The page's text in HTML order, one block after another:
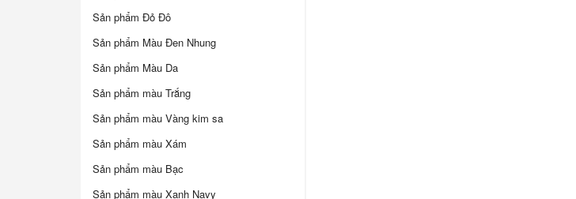
Sản phẩm Đỏ Đô
Sản phẩm Màu Đen Nhung
Sản phẩm Màu Da
Sản phẩm màu Trắng
Sản phẩm màu Vàng kim sa
Sản phẩm màu Xám
Sản phẩm màu Bạc
Sản phẩm màu Xanh Navy